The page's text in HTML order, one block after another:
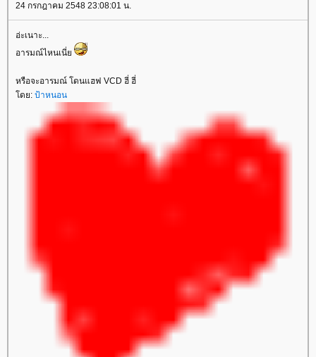
24 กรกฎาคม 2548 23:08:01 น.
อ่ะเนาะ...
อารมณ์ไหนเนี่
หรือจะอารมณ์ โดนแฮฟ VCD ฮี่ ฮี่
ดย: ป้าหนอน